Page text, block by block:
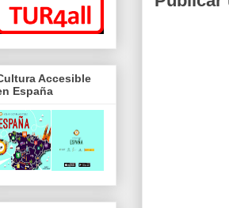
Accesible
España